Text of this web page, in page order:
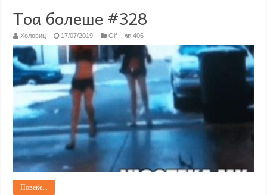
Тоа болеше #328
Холовиц 17/07/2019 Gif 406
Повеќе...